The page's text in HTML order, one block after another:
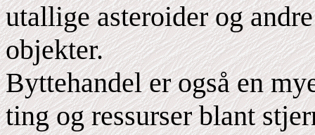
utallige asteroider og
objekter.
Byttehandel er også en
ting og ressurser blant